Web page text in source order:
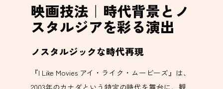
映画技法｜時代背景とノ
スタルジアを彩る演出
ノスタルジックな時代再現
『I Like Movies アイ・ライク・ムービーズ』は、
2003年のカナダという特定の時代を舞台に、観